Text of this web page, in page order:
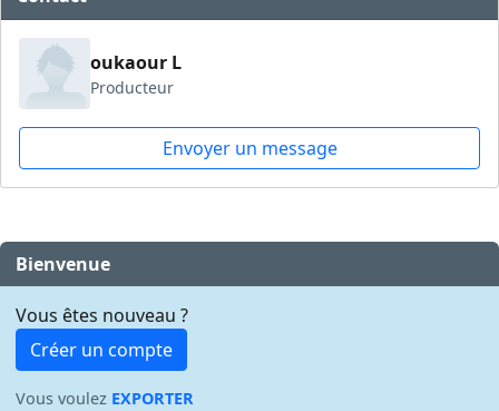
oukaour L
Producteur
Envoyer un message
Bienvenue
Vous êtes nouveau ?
Créer un compte
Vous voulez EXPORTER